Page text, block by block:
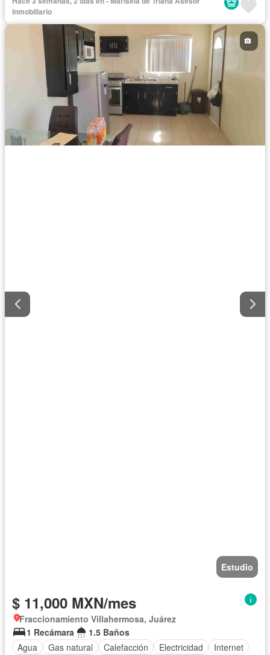
Wifi
Completamente amueblado
Inmobiliario
Estudio
$ 11,000 MXN/mes
Fraccionamiento Villahermosa, Juárez
1 Recámara
1.5 Baños
Agua
Gas natural Calefacción Electricidad
Internet